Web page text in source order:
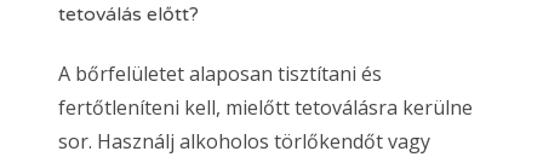
tetoválás előtt?
A bőrfelületet alaposan tisztítani és
fertőtleníteni kell, mielőtt tetoválásra kerülne
sor. Használj alkoholos törlőkendőt vagy